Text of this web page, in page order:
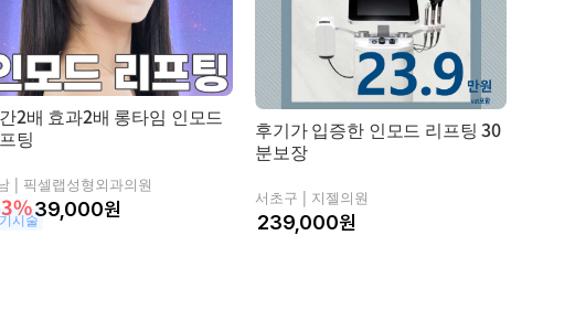
2배 효과2배 롱타임 인모드
팅
| 픽셀랩성형외과의원
39,000원
시술
후기가 입증한 인모드 리프팅 30
분보장
서초구 | 지젤의원
원